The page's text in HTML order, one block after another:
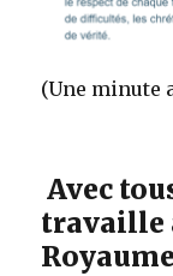
(Une minute
Avec
travaille